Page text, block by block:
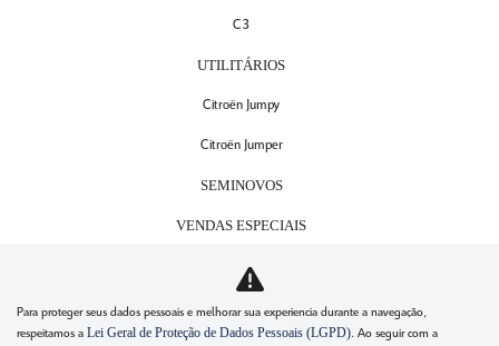
C3
UTILITÁRIOS
Citroën Jumpy
Citroën Jumper
SEMINOVOS
VENDAS ESPECIAIS
Vendas PCD
Modalidades
Para proteger seus dados pessoais e melhorar sua experiencia durante a navegação,
respeitamos a Lei Geral de Proteção de Dados Pessoais (LGPD). Ao seguir com a